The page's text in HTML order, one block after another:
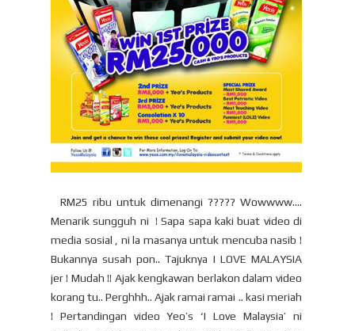
RM25 ribu untuk dimenangi ????? Wowwww….
Menarik sungguh ni ! Sapa sapa kaki buat video di
media sosial , ni la masanya untuk mencuba nasib !
Bukannya susah pon.. Tajuknya I LOVE MALAYSIA
jer ! Mudah !! Ajak kengkawan berlakon dalam video
korang tu.. Perghhh.. Ajak ramai ramai .. kasi meriah
! Pertandingan video Yeo’s ‘I Love Malaysia’ ni